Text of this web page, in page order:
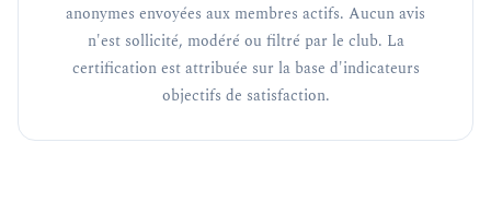
anonymes envoyées aux membres actifs. Aucun avis
n'est sollicité, modéré ou filtré par le club. La
certification est attribuée sur la base d'indicateurs
objectifs de satisfaction.